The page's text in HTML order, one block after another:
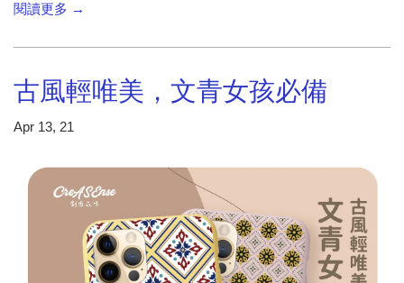
閱讀更多 →
古風輕唯美，文青女孩必備
Apr 13, 21